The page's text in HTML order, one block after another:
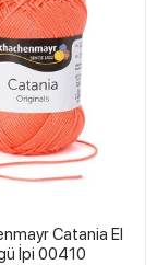
Catania El
İpi 00410